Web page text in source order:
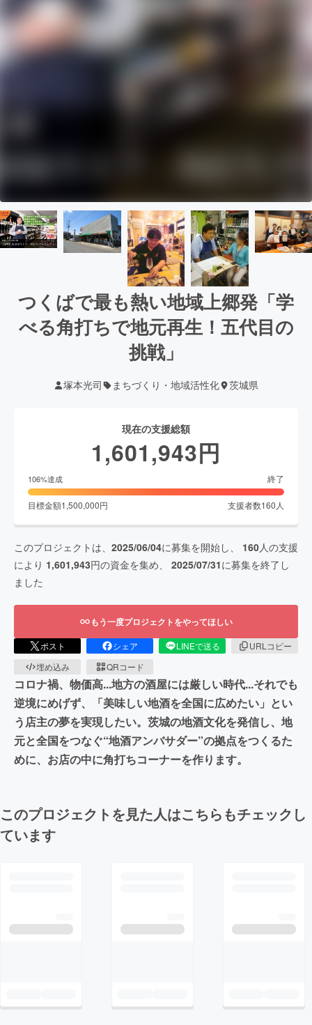
つくばで最も熱い地域上郷発「学
べる角打ちで地元再生！五代目の
挑戦」
塚本光司 まちづくり・地域活性化 茨城県
現在の支援総額
1,601,943円
106%達成 終了
目標金額1,500,000円 支援者数160 人
このプロジェクトは、 2025/06/04に募集を開始し、 160人の支援
により 1,601,943円の資金を集め、 2025/07/31に募集を終了し
ました
もう一度プロジェクトをやってほしい
ポスト シェア LINEで送る
URLコピー
埋め込み
QRコード
コロナ禍、物価高...地方の酒屋には厳しい時代...それでも
逆境にめげず、「美味しい地酒を全国に広めたい」とい
う店主の夢を実現したい。茨城の地酒文化を発信し、地
元と全国をつなぐ“地酒アンバサダー”の拠点をつくるた
めに、お店の中に角打ちコーナーを作ります。
このプロジェクトを見た人はこちらもチェックし
ています